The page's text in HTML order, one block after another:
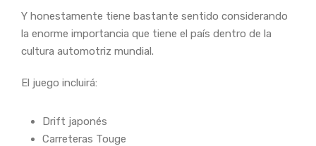
Y honestamente tiene bastante sentido considerando
la enorme importancia que tiene el país dentro de la
cultura automotriz mundial.
El juego incluirá:
Drift japonés
Carreteras Touge